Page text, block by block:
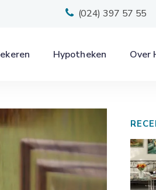
(024) 397 57 55
Hypotheken Over